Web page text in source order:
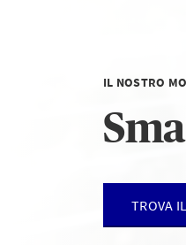
IL NOSTRO
TROVA